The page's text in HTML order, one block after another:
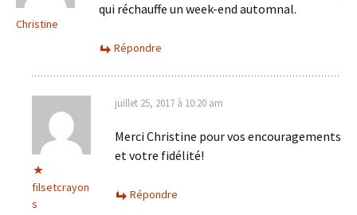
Christine
qui réchauffe un week-end automnal.
Répondre
filsetcrayon
s
juillet 25, 2017 à 10:20 am
Merci Christine pour vos encouragements
et votre fidélité!
Répondre